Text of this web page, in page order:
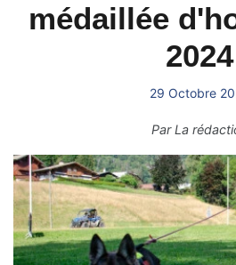
médaillée
2024
29 Octobre
ParLa